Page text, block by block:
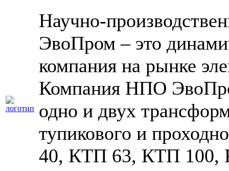
Научно-
ЭвоПром – это
компания на рынке
Компания НПО
одно и двух
тупикового и
40, КТП 63, КТП 100,